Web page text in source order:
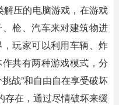
压的电脑游戏，在游戏
枪、汽车来对建筑物进
玩家可以利用车辆、炸
共有两种游戏模式，分
战”和自由自在享受破坏
存在，通过尽情破坏来缓